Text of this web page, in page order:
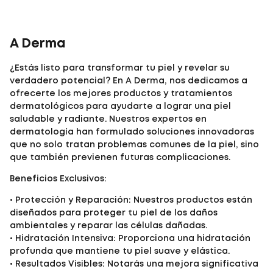
A Derma
¿Estás listo para transformar tu piel y revelar su
verdadero potencial? En A Derma, nos dedicamos a
ofrecerte los mejores productos y tratamientos
dermatológicos para ayudarte a lograr una piel
saludable y radiante. Nuestros expertos en
dermatología han formulado soluciones innovadoras
que no solo tratan problemas comunes de la piel, sino
que también previenen futuras complicaciones.
Beneficios Exclusivos:
• Protección y Reparación: Nuestros productos están
diseñados para proteger tu piel de los daños
ambientales y reparar las células dañadas.
• Hidratación Intensiva: Proporciona una hidratación
profunda que mantiene tu piel suave y elástica.
• Resultados Visibles: Notarás una mejora significativa